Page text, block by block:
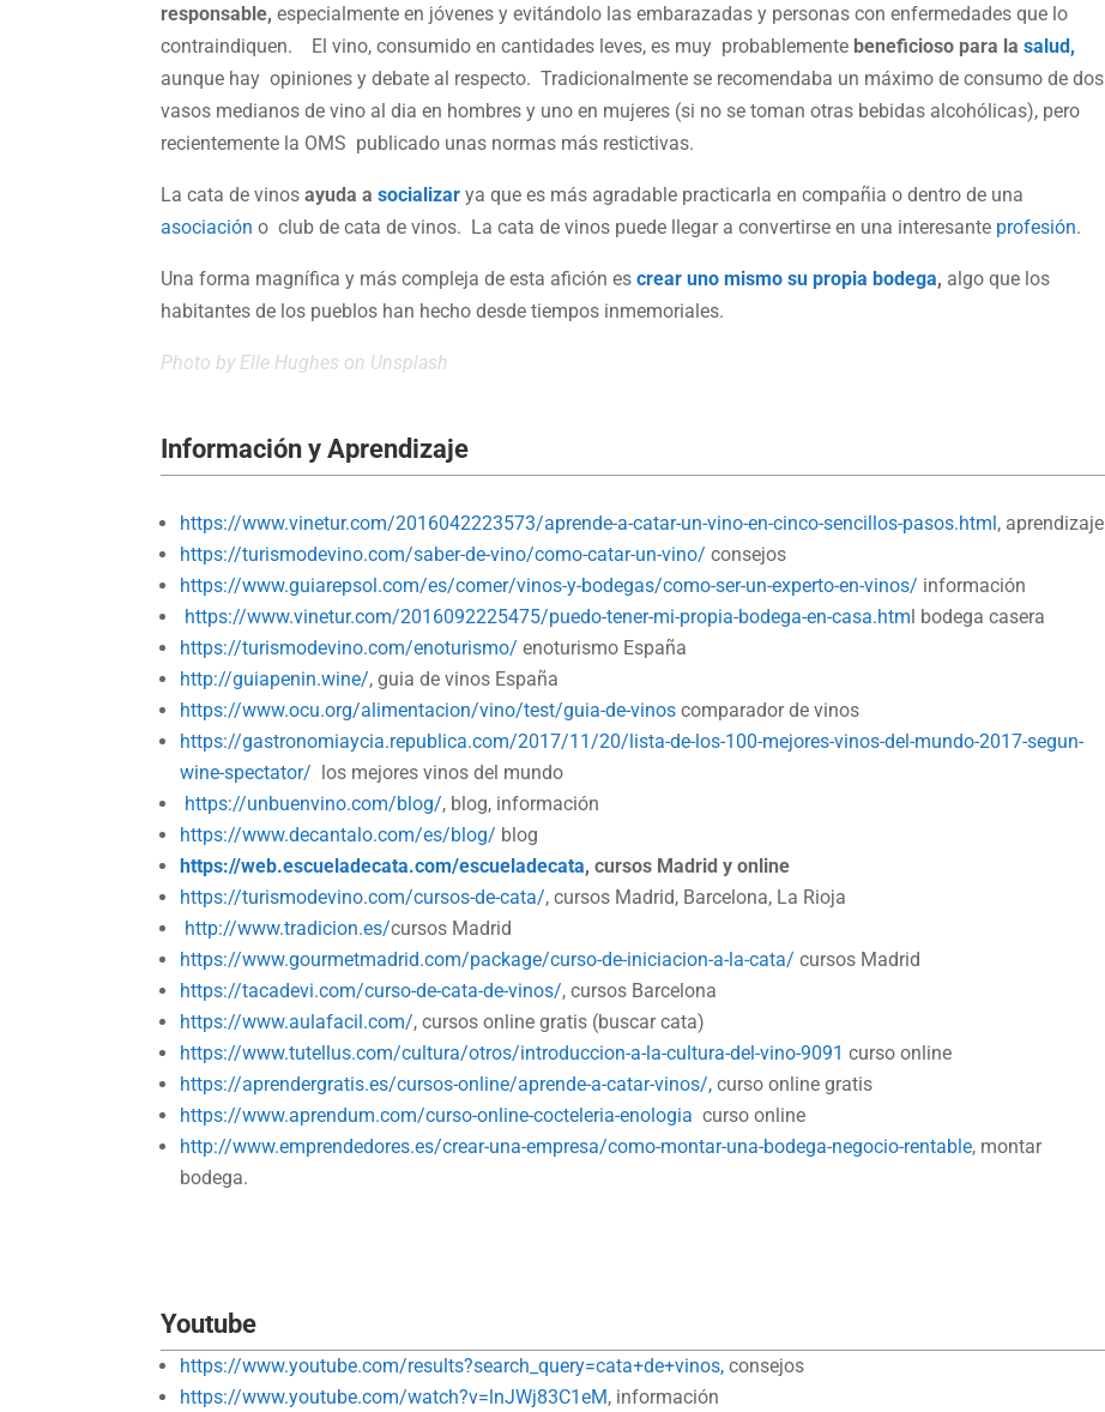
responsable, especialmente en jóvenes y evitándolo las embarazadas y personas con enfermedades que lo
contraindiquen. El vino, consumido en cantidades leves, es muy probablemente beneficioso para lasalud,
aunque hay opiniones y debate al respecto. Tradicionalmente se recomendaba un máximo de consumo de dos
vasos medianos de vino al dia en hombres y uno en mujeres (si no se toman otras bebidas alcohólicas), pero
recientemente la OMS publicado unas normas más restictivas.
La cata de vinosayuda asocializar ya que es más agradable practicarla en compañia o dentro de una
asociación o club de cata de vinos. La cata de vinos puede llegar a convertirse en una interesante profesión.
Una forma magnífica y más compleja de esta afición escrear uno mismo su propia bodega, algo que los
habitantes de los pueblos han hecho desde tiempos inmemoriales.
Photo by Elle Hughes on Unsplash
Información y Aprendizaje
https://www.vinetur.com/2016042223573/aprende-a-catar-un-vino-en-cinco-sencillos-pasos.html, aprendizaje
https://turismodevino.com/saber-de-vino/como-catar-un-vino/ consejos
https://www.guiarepsol.com/es/comer/vinos-y-bodegas/como-ser-un-experto-en-vinos/ información
https://www.vinetur.com/2016092225475/puedo-tener-mi-propia-bodega-en-casa.html bodega casera
https://turismodevino.com/enoturismo/enoturismo España
http://guiapenin.wine/, guia de vinos España
https://www.ocu.org/alimentacion/vino/test/guia-de-vinoscomparador de vinos
https://gastronomiaycia.republica.com/2017/11/20/lista-de-los-100-mejores-vinos-del-mundo-2017-segun-
wine-spectator/ los mejores vinos del mundo
https://unbuenvino.com/blog/, blog, información
https://www.decantalo.com/es/blog/ blog
https://web.escueladecata.com/escueladecata, cursos Madrid y online
https://turismodevino.com/cursos-de-cata/, cursos Madrid, Barcelona, La Rioja
http://www.tradicion.es/cursos Madrid
https://www.gourmetmadrid.com/package/curso-de-iniciacion-a-la-cata/cursos Madrid
https://tacadevi.com/curso-de-cata-de-vinos/, cursos Barcelona
https://www.aulafacil.com/, cursos online gratis (buscar cata)
https://www.tutellus.com/cultura/otros/introduccion-a-la-cultura-del-vino-9091 curso online
https://aprendergratis.es/cursos-online/aprende-a-catar-vinos/, curso online gratis
https://www.aprendum.com/curso-online-cocteleria-enologia curso online
http://www.emprendedores.es/crear-una-empresa/como-montar-una-bodega-negocio-rentable, montar
bodega.
Youtube
https://www.youtube.com/results?search_query=cata+de+vinos, consejos
https://www.youtube.com/watch?v=lnJWj83C1eM, información